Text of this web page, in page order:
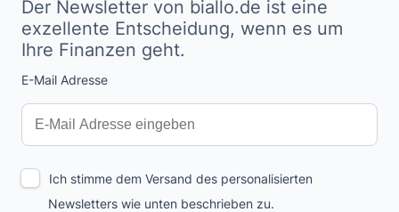
Der Newsletter von biallo.de ist eine
exzellente Entscheidung, wenn es um
Ihre Finanzen geht.
E-Mail Adresse
Interests
Amount
Ich stimme dem Versand des personalisierten
Newsletters wie unten beschrieben zu.